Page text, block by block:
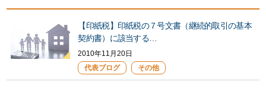
【印紙税】印紙税の７号文書（継続的取引の基本
契約書）に該当する…
2010年11月20日
代表ブログ
その他